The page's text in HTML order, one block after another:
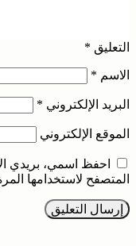
التعليق *
الاسم *
البريد الإلكتروني *
الموقع الإلكتروني
احفظ اسمي، بريدي
المتصفح لاستخدامها